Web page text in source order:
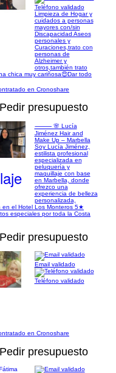
Teléfono validado
Limpieza de Hogar y
cuidados a personas
mayores con/sin
Discapacidad Aseos
personales y
Curaciones,trato con
personas de
Alzheimer y
otros,también trato
chica muy cariñosa😍Dar todo
en Cronoshare
Pedir presupuesto
⸻ 🌸 Lucía
Jiménez Hair and
Make Up – Marbella
Soy Lucía Jiménez,
estilista profesional
especializada en
peluquería y
maquillaje con base
en Marbella, donde
ofrezco una
experiencia de belleza
personalizada,
en el Hotel Los Monteros 5★
especiales por toda la Costa
Pedir presupuesto
Email validado
Teléfono validado
en Cronoshare
Pedir presupuesto